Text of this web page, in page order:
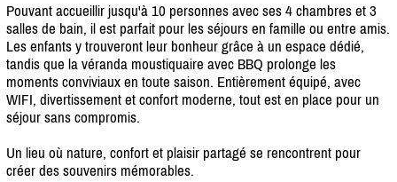
Pouvant accueillir jusqu'à 10 personnes avec ses 4 chambres et 3
salles de bain, il est parfait pour les séjours en famille ou entre amis.
Les enfants y trouveront leur bonheur grâce à un espace dédié,
tandis que la véranda moustiquaire avec BBQ prolonge les
moments conviviaux en toute saison. Entièrement équipé, avec
WIFI, divertissement et confort moderne, tout est en place pour un
séjour sans compromis.
Un lieu où nature, confort et plaisir partagé se rencontrent pour
créer des souvenirs mémorables.